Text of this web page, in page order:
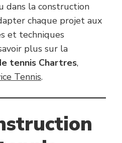
dans la construction
chaque projet aux
et techniques
plus sur la
tennis Chartres,
Tennis.